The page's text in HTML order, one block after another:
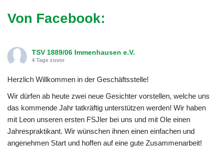
Von Facebook:
TSV 1889/06 Immenhausen e.V.
4 Tage zuvor
Herzlich Willkommen in der Geschäftsstelle!
Wir dürfen ab heute zwei neue Gesichter vorstellen, welche uns
das kommende Jahr tatkräftig unterstützen werden! Wir haben
mit Leon unseren ersten FSJler bei uns und mit Ole einen
Jahrespraktikant. Wir wünschen ihnen einen einfachen und
angenehmen Start und hoffen auf eine gute Zusammenarbeit!